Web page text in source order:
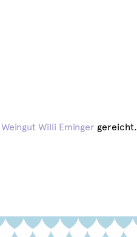
Weingut Willi Eminger gereicht.